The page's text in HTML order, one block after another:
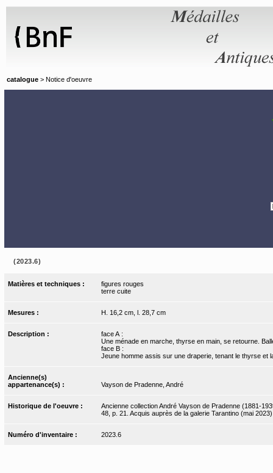
catalogue > Notice d'oeuvre
(2023.6)
Matières et techniques :
figures rouges
terre cuite
Mesures : H. 16,2 cm, l. 28,7 cm
Description :
face A :
Une ménade en marche, thyrse en main, se retourne.
face B :
Jeune homme assis sur une draperie, tenant le thyrse et
Ancienne(s)
appartenance(s) :
Vayson de Pradenne, André
Historique de l'oeuvre :
Ancienne collection André Vayson de Pradenne (1881-
48, p. 21. Acquis auprès de la galerie Tarantino (mai 2023)
Numéro d'inventaire : 2023.6